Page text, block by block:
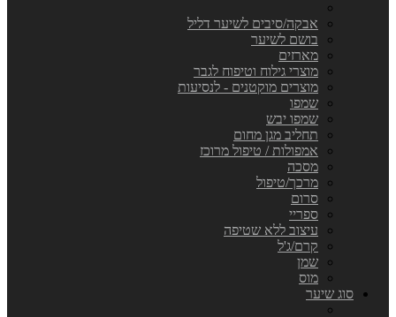
אבקה/סיבים לשיער דליל
בושם לשיער
מארזים
מוצרי גילוח וטיפוח לגבר
מוצרים מוקטנים - לנסיעות
שמפו
שמפו יבש
תחליב מגן מחום
אמפולות / טיפול מרוכז
מסכה
מרכך/טיפול
סרום
ספריי
עיצוב ללא שטיפה
קרם/ג'ל
שמן
מוס
סוג שיער